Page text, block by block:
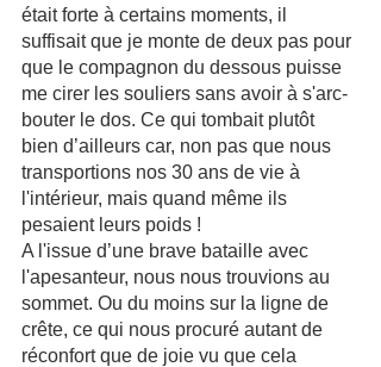
était forte à certains moments, il
suffisait que je monte de deux pas pour
que le compagnon du dessous puisse
me cirer les souliers sans avoir à s'arc-
bouter le dos. Ce qui tombait plutôt
bien d’ailleurs car, non pas que nous
transportions nos 30 ans de vie à
l'intérieur, mais quand même ils
pesaient leurs poids !
A l'issue d’une brave bataille avec
l'apesanteur, nous nous trouvions au
sommet. Ou du moins sur la ligne de
crête, ce qui nous procuré autant de
réconfort que de joie vu que cela